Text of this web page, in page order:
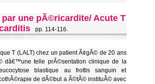
une pÃ©ricardite/ Acute T
pp. 114-116.
T (LALT) chez un patient Ã¢gÃ© de 20 ans
dâ€™une telle prÃ©sentation clinique de la
blastique au frottis sanguin et
de dÃ©but a Ã©tÃ© instituÃ© avec